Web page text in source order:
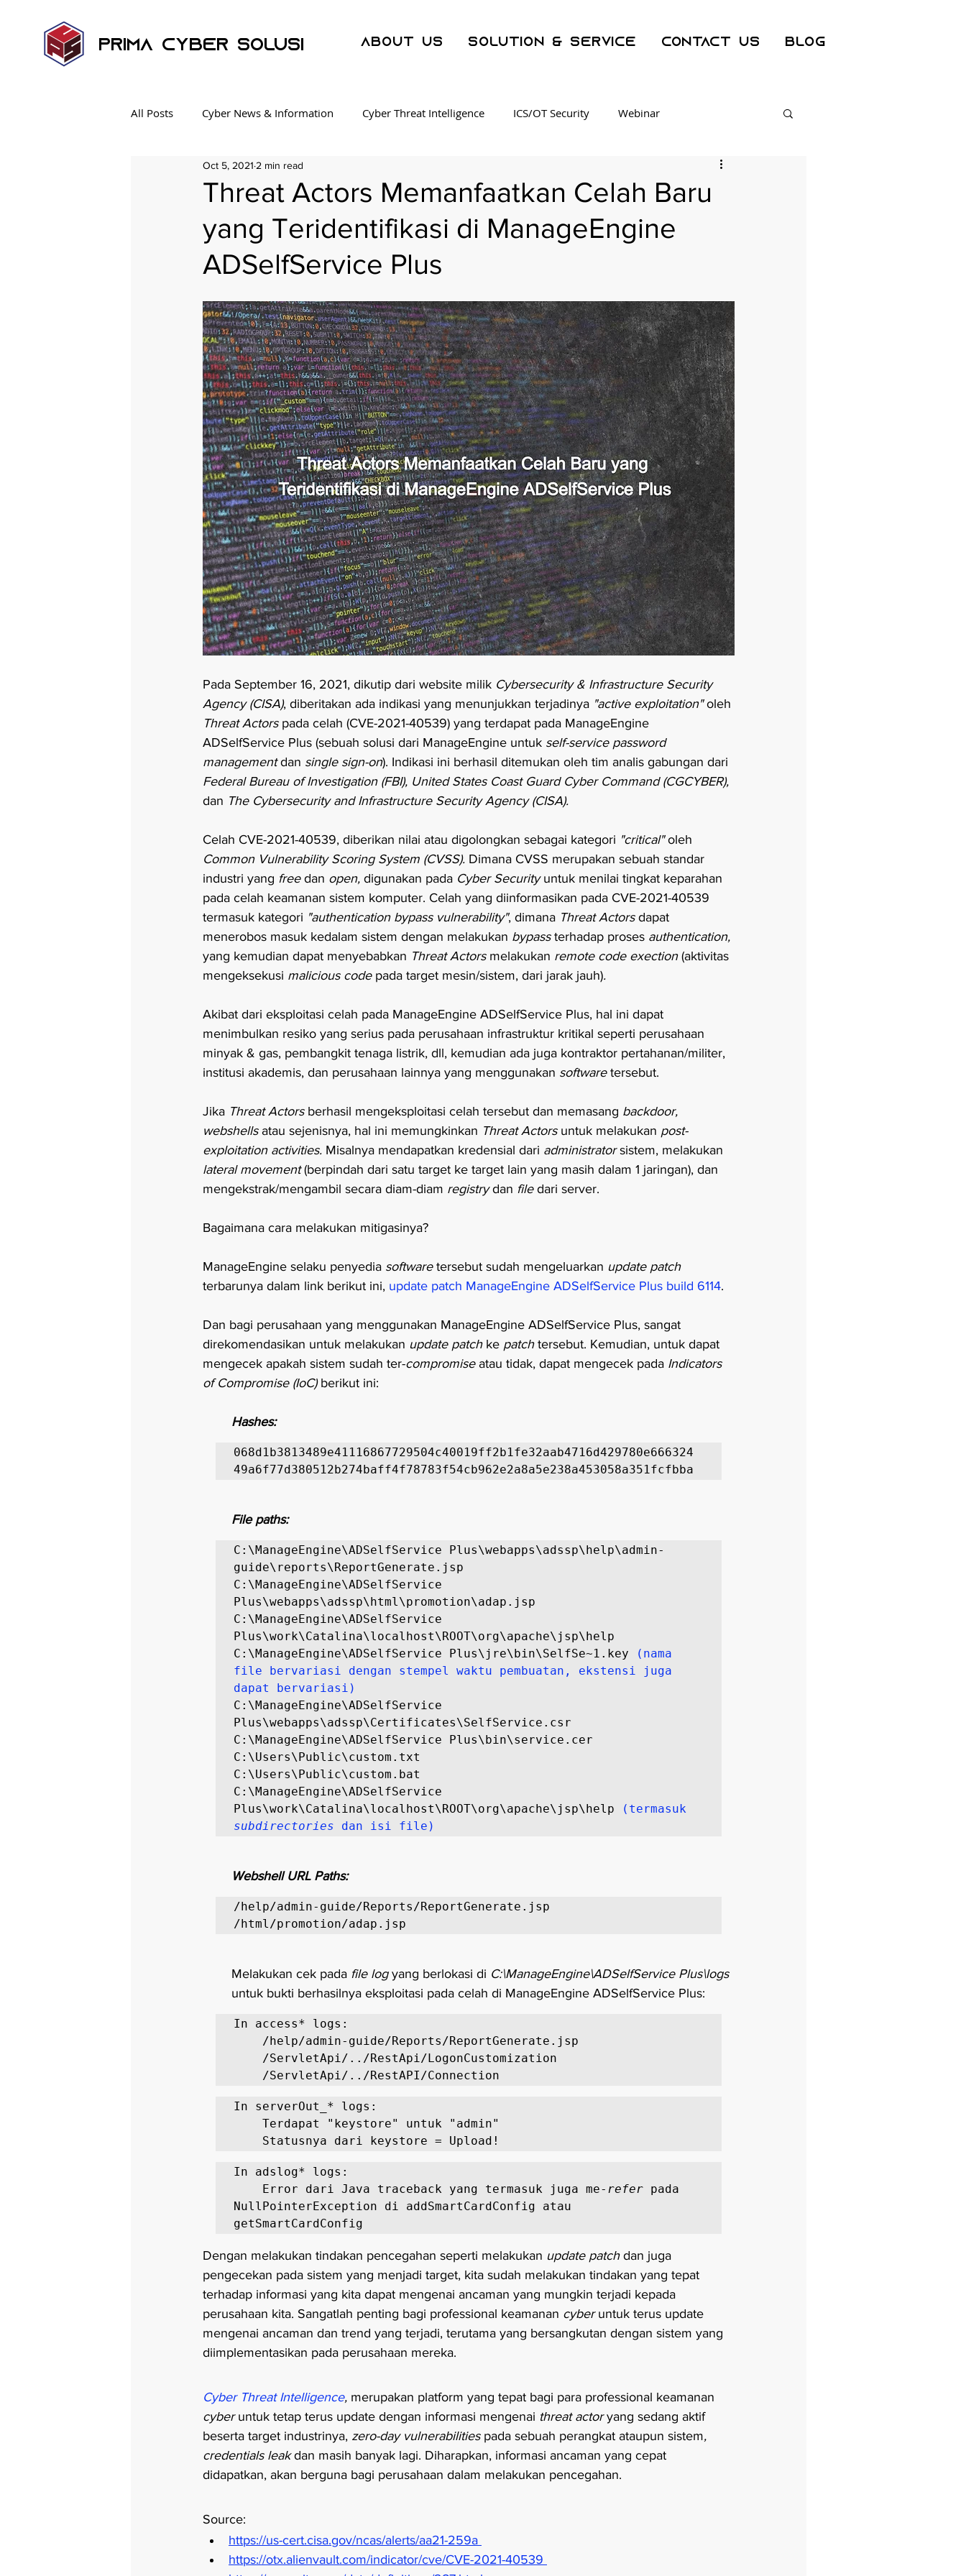
Prima Cyber Solusi About Us Solution & Service Contact Us Blog
All Posts Cyber News & Information Cyber Threat Intelligence ICS/OT Security Webinar
Endpoint Security News Security Awareness
Ransomware Penetration Testing Cyber Crime AI WAF Operational Technology
StealthMole AppCAMO Mobile Apps Security Cyber Security VAPT
Threat Actors Memanfaatkan Celah Baru
yang Teridentifikasi di ManageEngine
ADSelfService Plus
Oct 5, 2021 2 min read
Pada September 16, 2021, dikutip dari website milik Cybersecurity & Infrastructure Security
Agency (CISA), diberitakan ada indikasi yang menunjukkan terjadinya "active exploitation" oleh
Threat Actors pada celah (CVE-2021-40539) yang terdapat pada ManageEngine
ADSelfService Plus (sebuah solusi dari ManageEngine untuk self-service password
management dan single sign-on). Indikasi ini berhasil ditemukan oleh tim analis gabungan dari
Federal Bureau of Investigation (FBI), United States Coast Guard Cyber Command (CGCYBER),
dan The Cybersecurity and Infrastructure Security Agency (CISA).
Celah CVE-2021-40539, diberikan nilai atau digolongkan sebagai kategori "critical" oleh
Common Vulnerability Scoring System (CVSS). Dimana CVSS merupakan sebuah standar
industri yang free dan open, digunakan pada Cyber Security untuk menilai tingkat keparahan
pada celah keamanan sistem komputer. Celah yang diinformasikan pada CVE-2021-40539
termasuk kategori "authentication bypass vulnerability", dimana Threat Actors dapat
menerobos masuk kedalam sistem dengan melakukan bypass terhadap proses authentication,
yang kemudian dapat menyebabkan Threat Actors melakukan remote code exection (aktivitas
mengeksekusi malicious code pada target mesin/sistem, dari jarak jauh).
Akibat dari eksploitasi celah pada ManageEngine ADSelfService Plus, hal ini dapat
menimbulkan resiko yang serius pada perusahaan infrastruktur kritikal seperti perusahaan
minyak & gas, pembangkit tenaga listrik, dll, kemudian ada juga kontraktor pertahanan/militer,
institusi akademis, dan perusahaan lainnya yang menggunakan software tersebut.
Jika Threat Actors berhasil mengeksploitasi celah tersebut dan memasang backdoor,
webshells atau sejenisnya, hal ini memungkinkan Threat Actors untuk melakukan post-
exploitation activities. Misalnya mendapatkan kredensial dari administrator sistem, melakukan
lateral movement (berpindah dari satu target ke target lain yang masih dalam 1 jaringan), dan
mengekstrak/mengambil secara diam-diam registry dan file dari server.
Bagaimana cara melakukan mitigasinya?
ManageEngine selaku penyedia software tersebut sudah mengeluarkan update patch
terbarunya dalam link berikut ini, update patch ManageEngine ADSelfService Plus build 6114.
Dan bagi perusahaan yang menggunakan ManageEngine ADSelfService Plus, sangat
direkomendasikan untuk melakukan update patch ke patch tersebut. Kemudian, untuk dapat
mengecek apakah sistem sudah ter-compromise atau tidak, dapat mengecek pada Indicators
of Compromise (IoC) berikut ini:
Hashes:
068d1b3813489e41116867729504c40019ff2b1fe32aab4716d429780e666324
49a6f77d380512b274baff4f78783f54cb962e2a8a5e238a453058a351fcfbba
File paths:
C:\ManageEngine\ADSelfService Plus\webapps\adssp\help\admin-
guide\reports\ReportGenerate.jsp
C:\ManageEngine\ADSelfService
Plus\webapps\adssp\html\promotion\adap.jsp
C:\ManageEngine\ADSelfService
Plus\work\Catalina\localhost\ROOT\org\apache\jsp\help
C:\ManageEngine\ADSelfService Plus\jre\bin\SelfSe~1.key
(nama
file bervariasi dengan stempel waktu pembuatan, ekstensi juga
dapat bervariasi)
C:\ManageEngine\ADSelfService
Plus\webapps\adssp\Certificates\SelfService.csr
C:\ManageEngine\ADSelfService Plus\bin\service.cer
C:\Users\Public\custom.txt
C:\Users\Public\custom.bat
C:\ManageEngine\ADSelfService
Plus\work\Catalina\localhost\ROOT\org\apache\jsp\help
subdirectories dan isi file)
Webshell URL Paths:
/help/admin-guide/Reports/ReportGenerate.jsp
/html/promotion/adap.jsp
Melakukan cek pada file log yang berlokasi di C:\ManageEngine\ADSelfService Plus\logs
untuk bukti berhasilnya eksploitasi pada celah di ManageEngine ADSelfService Plus:
In access* logs:
In serverOut_* logs:
In adslog* logs:
    Error dari Java traceback yang termasuk juga me-
refer pada
NullPointerException di addSmartCardConfig atau
getSmartCardConfig
Dengan melakukan tindakan pencegahan seperti melakukan update patch dan juga
pengecekan pada sistem yang menjadi target, kita sudah melakukan tindakan yang tepat
terhadap informasi yang kita dapat mengenai ancaman yang mungkin terjadi kepada
perusahaan kita. Sangatlah penting bagi professional keamanan cyber untuk terus update
mengenai ancaman dan trend yang terjadi, terutama yang bersangkutan dengan sistem yang
diimplementasikan pada perusahaan mereka.
Cyber Threat Intelligence, merupakan platform yang tepat bagi para professional keamanan
cyber untuk tetap terus update dengan informasi mengenai threat actor yang sedang aktif
beserta target industrinya, zero-day vulnerabilities pada sebuah perangkat ataupun sistem,
credentials leak dan masih banyak lagi. Diharapkan, informasi ancaman yang cepat
didapatkan, akan berguna bagi perusahaan dalam melakukan pencegahan.
Source:
https://us-cert.cisa.gov/ncas/alerts/aa21-259a
https://otx.alienvault.com/indicator/cve/CVE-2021-40539